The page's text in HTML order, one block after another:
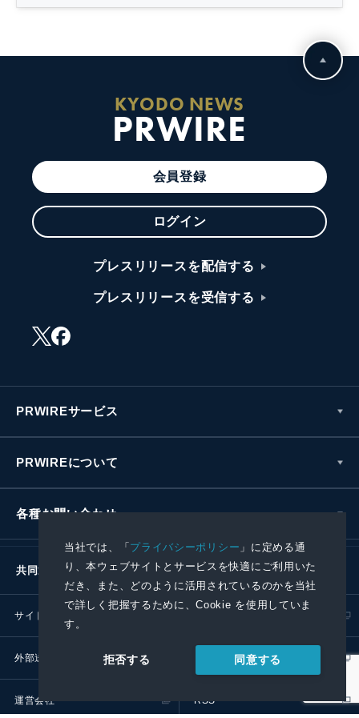
当社では、「プライバシーポリシー 」に定める通
り、本ウェブサイトとサービスを快適にご利用いた
だき、また、どのように活用されているのかを当社
で詳しく把握するために、Cookie を使用していま
す。
拒否する 同意する
KYODO NEWS
PRWIRE
会員登録
ログイン
プレスリリースを配信する
プレスリリースを受信する
PRWIREサービス
PRWIREについて
各種お問い合わせ
共同通信社グループ
サイトポリシー
外部送信ポリシー プレスリリース取扱基準
運営会社 RSS